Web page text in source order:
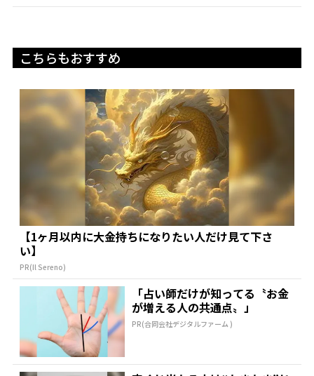
こちらもおすすめ
【1ヶ月以内に大金持ちになりたい人だけ見て下さ
い】
PR(Il Sereno)
「占い師だけが知ってる〝お金
が増える人の共通点〟」
PR(合同会社デジタルファーム )